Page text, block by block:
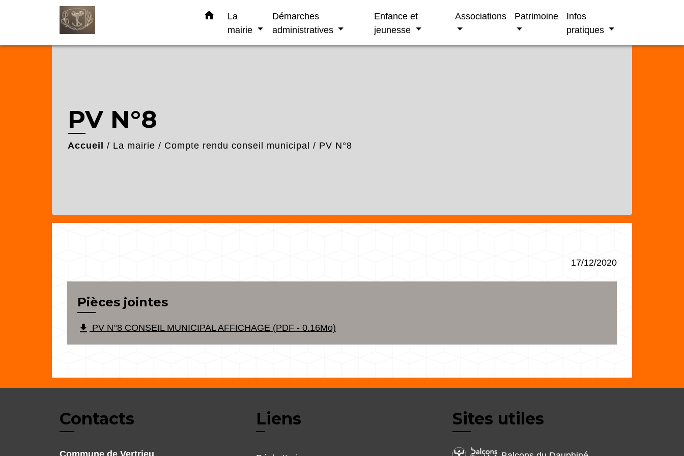
home
La
mairie
Démarches
administratives
Enfance et
jeunesse
Associations Patrimoine
Infos
pratiques
PV N°8
Accueil / La mairie / Compte rendu conseil municipal / PV N°8
17/12/2020
Pièces jointes
file_download PV N°8 CONSEIL MUNICIPAL AFFICHAGE (PDF - 0.16Mo)
Contacts Liens Sites utiles